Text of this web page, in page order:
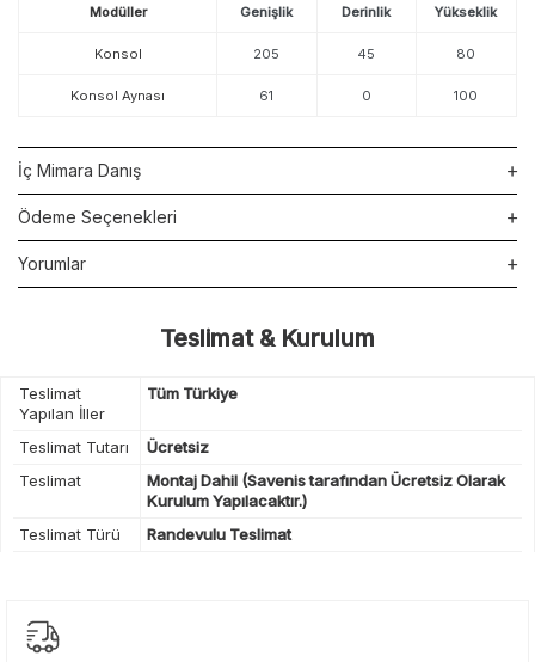
Modüller Genişlik Derinlik Yükseklik
Konsol 205 45 80
Konsol Aynası 61 0 100
İç Mimara Danış
Ödeme Seçenekleri
Yorumlar
Teslimat & Kurulum
Teslimat
Yapılan İller
Tüm Türkiye
Teslimat Tutarı
Ücretsiz
Teslimat
Montaj Dahil (Savenis tarafından Ücretsiz Olarak
Kurulum Yapılacaktır.)
Teslimat Türü
Randevulu Teslimat